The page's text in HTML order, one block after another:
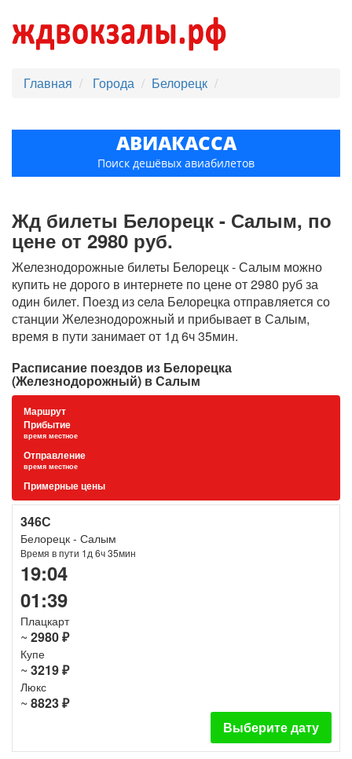
Главная Города Белорецк
АВИАКАССА
Поиск дешёвых авиабилетов
Жд билеты Белорецк - Салым, по
цене от 2980 руб.
Железнодорожные билеты Белорецк - Салым можно
купить не дорого в интернете по цене от 2980 руб за
один билет. Поезд из cела Белорецка отправляется со
станции Железнодорожный и прибывает в Салым,
время в пути занимает от 1д 6ч 35мин.
Расписание поездов из Белорецка
(Железнодорожный) в Салым
Маршрут
Прибытие
время местное
Отправление
время местное
Примерные цены
346С
Белорецк - Салым
Время в пути 1д 6ч 35мин
19:04
01:39
Плацкарт
~ 2980 ₽
Купе
~ 3219 ₽
Люкс
~ 8823 ₽
Выберите дату